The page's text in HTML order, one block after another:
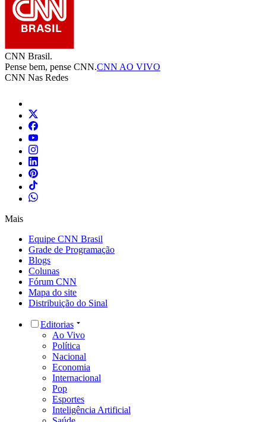
CNN Brasil.
Pense bem, pense CNN.CNN AO VIVO
CNN Nas Redes
Mais
Equipe CNN Brasil
Grade de Programação
Blogs
Colunas
Fórum CNN
Mapa do site
Distribuição do Sinal
Editorias
Ao Vivo
Política
Nacional
Economia
Internacional
Pop
Esportes
Inteligência Artificial